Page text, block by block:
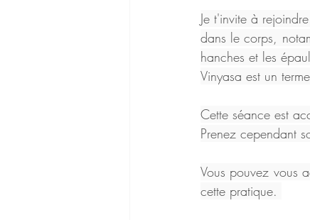
Je t'invite à
dans le corps,
hanches et les
Vinyasa est un
Cette séance est
Prenez cependant
Vous pouvez vous
cette pratique.